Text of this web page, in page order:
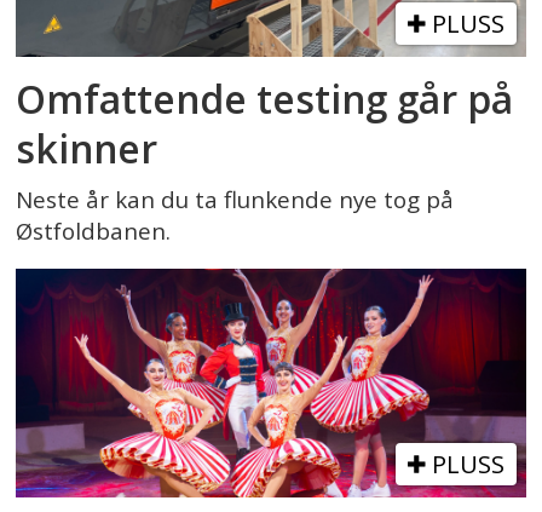
PLUSS
Omfattende testing går på
skinner
Neste år kan du ta flunkende nye tog på
Østfoldbanen.
PLUSS